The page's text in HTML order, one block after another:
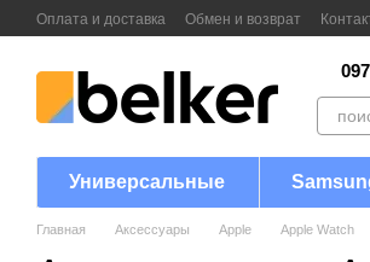
Перейти к основному контенту
Оплата и доставка Обмен и возврат
Универсальные
Главная Аксессуары Apple Apple Watch